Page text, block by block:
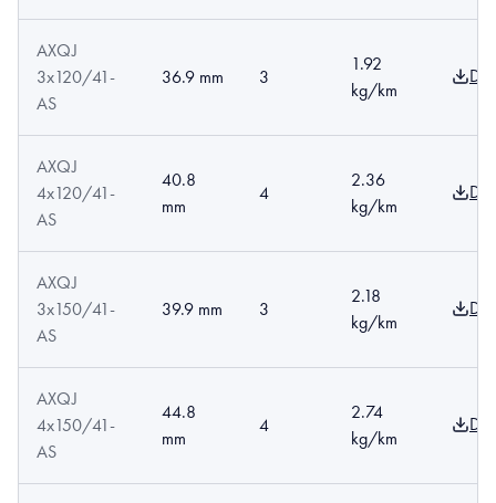
AXQJ
3x120/41-
AS
36.9 mm 3
1.92
kg/km
AXQJ
4x120/41-
AS
40.8
mm
4
2.36
kg/km
AXQJ
3x150/41-
AS
39.9 mm 3
2.18
kg/km
AXQJ
4x150/41-
AS
44.8
mm
4
2.74
kg/km